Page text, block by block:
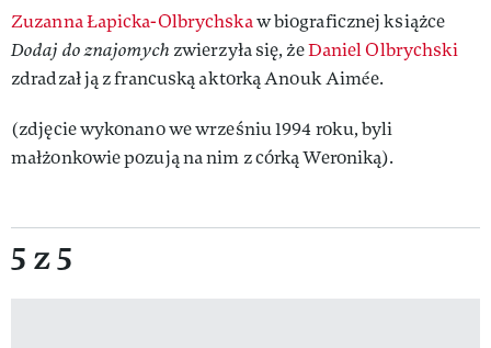
Zuzanna Łapicka-Olbrychskaw biograficznej książce
Dodaj do znajomych zwierzyła się, żeDaniel Olbrychski
zdradzał ją z francuską aktorką Anouk Aimée.
(zdjęcie wykonano we wrześniu 1994 roku, byli
małżonkowie pozują na nim z córką Weroniką).
5 z 5